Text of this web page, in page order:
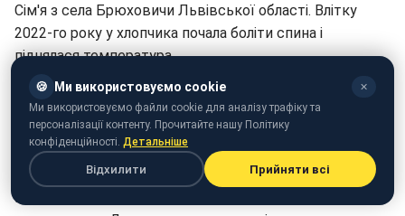
Сім'я з села Брюховичи Львівської області. Влітку
2022-го року у хлопчика почала боліти спина і
піднялася температура.
Тоді місцева лікарка скерувала дитину до однієї із
лікарень Львова. Там зробили обстеження та
поставили діагноз - правостороння пневмонія.
Дитині призначили лікування антибіотиками та
виписали додому. Однак, за певний час симптоми
🍪 Ми використовуємо cookie ✕
Ми використовуємо файли cookie для аналізу трафіку та
персоналізації контенту. Прочитайте нашу Політику
конфіденційності. Детальніше
Відхилити Прийняти всі